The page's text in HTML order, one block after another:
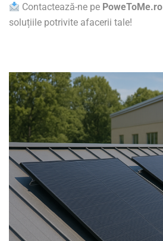
Contactează-ne pe PoweToMe.ro
soluțiile potrivite afacerii tale!